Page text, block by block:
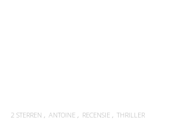
2 STERREN ANTOINE RECENSIE THRILLER